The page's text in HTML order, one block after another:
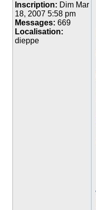
Inscription: Dim Mar
18, 2007 5:58 pm
Messages: 669
Localisation:
dieppe